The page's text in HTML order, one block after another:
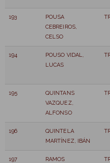
193
POUSA
CEBREIROS,
CELSO
194
POUSO VIDAL,
LUCAS
195
QUINTANS
VAZQUEZ,
ALFONSO
196
QUINTELA
MARTÍNEZ, IBÁN
197
RAMOS